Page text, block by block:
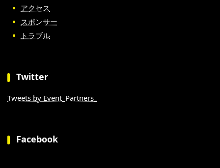
アクセス
スポンサー
トラブル
Twitter
Tweets by Event_Partners_
Facebook